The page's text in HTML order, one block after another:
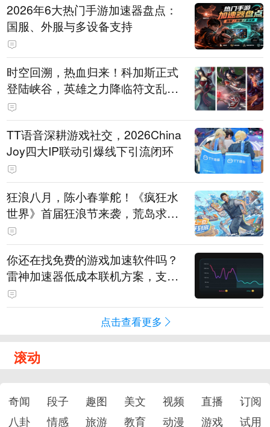
2026年6大热门手游加速器盘点：
国服、外服与多设备支持
时空回溯，热血归来！科加斯正式
登陆峡谷，英雄之力降临符文乱
斗！
TT语音深耕游戏社交，2026China
Joy四大IP联动引爆线下引流闭环
狂浪八月，陈小春掌舵！《疯狂水
世界》首届狂浪节来袭，荒岛求生
直播即将开启
你还在找免费的游戏加速软件吗？
雷神加速器低成本联机方案，支持
免费试用
点击查看更多
滚动
奇闻 段子 趣图 美文 视频 直播
订阅
八卦
情感 旅游 教育 动漫 游戏 试用